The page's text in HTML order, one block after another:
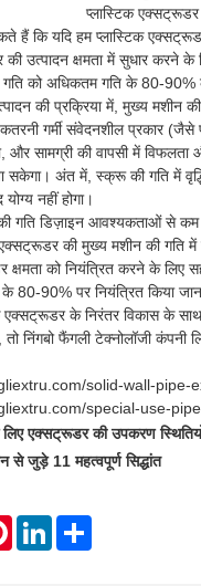
प्लास्टिक
हैं कि यदि हम प्लास्टिक
उत्पादन क्षमता में सुधार करने के
को अधिकतम गति के 80-90%
की प्रक्रिया में, मुख्य मशीन
गर्मी संवेदनशील प्रकार
और सामग्री की वापसी में
सकेगा। अंत में, स्क्रू की गति में
नहीं होगा।
गति डिज़ाइन आवश्यकताओं से कम
एक्सट्रूडर की मुख्य मशीन की
को नियंत्रित करने के लिए
90% पर नियंत्रित किया
एक्सट्रूडर के निरंतर विकास के
निंगबो फैंगली टेक्नोलॉजी
solid-wall-pipe-
special-use-
एक्सट्रूडर की उपकरण
से जुड़े 11 महत्वपूर्ण सिद्धांत
PinterestLinkedIn